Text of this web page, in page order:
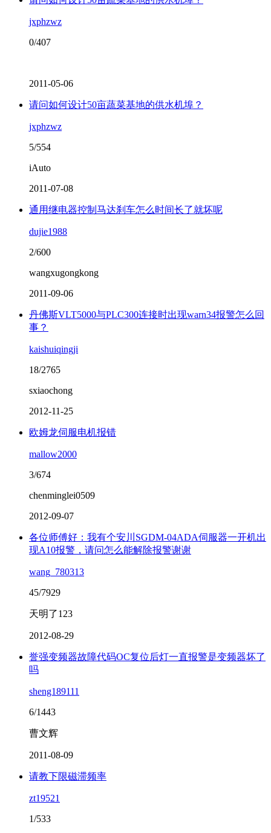
jxphzwz
0/407
2011-05-06
请问如何设计50亩蔬菜基地的供水机埠？
jxphzwz
5/554
iAuto
2011-07-08
通用继电器控制马达刹车怎么时间长了就坏呢
dujie1988
2/600
wangxugongkong
2011-09-06
丹佛斯VLT5000与PLC300连接时出现warn34报警怎么回
事？
kaishuiqingji
18/2765
sxiaochong
2012-11-25
欧姆龙伺服电机报错
mallow2000
3/674
chenminglei0509
2012-09-07
各位师傅好：我有个安川SGDM-04ADA伺服器一开机出
现A10报警，请问怎么能解除报警谢谢
wang_780313
45/7929
天明了123
2012-08-29
誉强变频器故障代码OC复位后灯一直报警是变频器坏了
吗
sheng189111
6/1443
曹文辉
2011-08-09
请教下限磁滞频率
zt19521
1/533